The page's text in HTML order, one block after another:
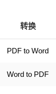
转换
PDF to Word
Word to PDF